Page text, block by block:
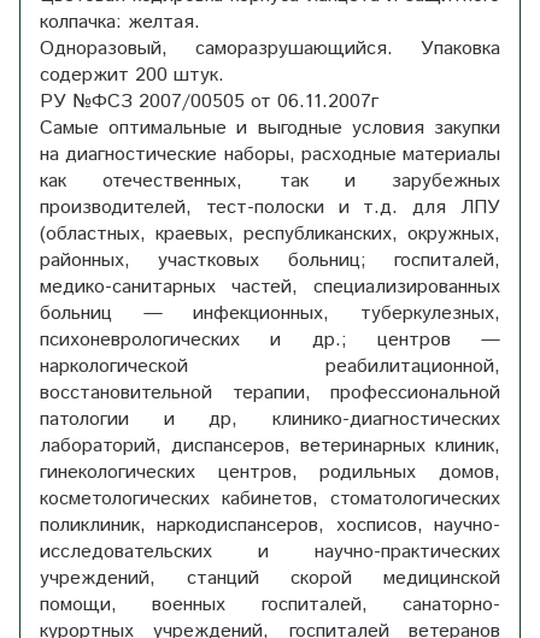
колпачка: желтая.
Одноразовый, саморазрушающийся. Упаковка
содержит 200 штук.
РУ №ФСЗ 2007/00505 от 06.11.2007г
Самые оптимальные и выгодные условия закупки
на диагностические наборы, расходные материалы
как отечественных, так и зарубежных
производителей, тест-полоски и т.д. для ЛПУ
(областных, краевых, республиканских, окружных,
районных, участковых больниц; госпиталей,
медико-санитарных частей, специализированных
больниц — инфекционных, туберкулезных,
психоневрологических и др.; центров —
наркологической реабилитационной,
восстановительной терапии, профессиональной
патологии и др, клинико-диагностических
лабораторий, диспансеров, ветеринарных клиник,
гинекологических центров, родильных домов,
косметологических кабинетов, стоматологических
поликлиник, наркодиспансеров, хосписов, научно-
исследовательских и научно-практических
учреждений, станций скорой медицинской
помощи, военных госпиталей, санаторно-
курортных учреждений, госпиталей ветеранов